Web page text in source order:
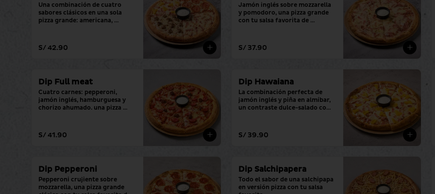
Una combinación de cuatro
sabores clásicos en una sola
pizza grande: americana,
favorita)
S/ 42.90
Jamón inglés sobre mozzarella
y pomodoro, una pizza grande
con tu salsa favorita de
S/ 37.90
Dip Full meat
Cuatro carnes: pepperoni,
jamón inglés, hamburguesa y
chorizo ahumado. una pizza
S/ 41.90
Dip Hawaiana
La combinación perfecta de
jamón inglés y piña en almíbar,
un contraste dulce-salado con
S/ 39.90
Dip Pepperoni
Pepperoni crujiente sobre
mozzarella, una pizza grande
Dip Salchipapera
Todo el sabor de una salchipapa
en versión pizza con tu salsa